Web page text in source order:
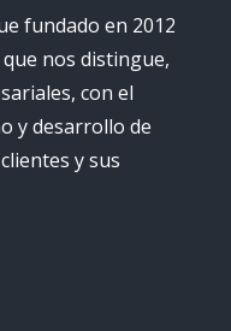
fundado en 2012
nos distingue,
con el
y desarrollo de
y sus